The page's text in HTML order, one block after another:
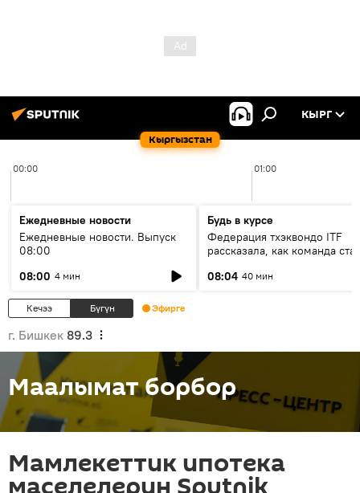
Кыргызстан
КЫРГ
00:00 01:00
Ежедневные новости
Ежедневные новости. Выпуск
08:00
08:00 4 мин
Будь в курсе
Федерация тхэквондо ITF
рассказала, как команда
08:04 40 мин
Кечээ Бүгүн Эфирге
г. Бишкек 89.3
Маалымат борбор
Мамлекеттик ипотека